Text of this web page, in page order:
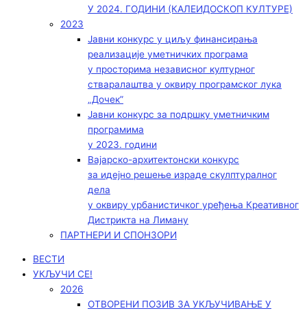
У 2024. ГОДИНИ (КАЛЕИДОСКОП КУЛТУРЕ)
2023
Јавни конкурс у циљу финансирања
реализације уметничких програма
у просторима независног културног
стваралаштва у оквиру програмског лука
„Дочек”
Јавни конкурс за подршку уметничким
програмима
у 2023. години
Вајарско-архитектонски конкурс
за идејно решење израде скулптуралног
дела
у оквиру урбанистичког уређења Креативног
Дистрикта на Лиману
ПАРТНЕРИ И СПОНЗОРИ
ВЕСТИ
УКЉУЧИ СЕ!
2026
ОТВОРЕНИ ПОЗИВ ЗА УКЉУЧИВАЊЕ У